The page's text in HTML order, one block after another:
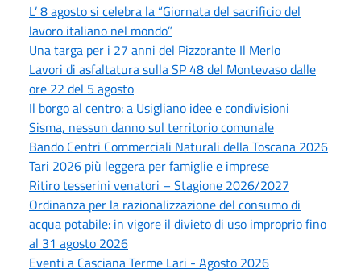
L’ 8 agosto si celebra la “Giornata del sacrificio del
lavoro italiano nel mondo”
Una targa per i 27 anni del Pizzorante Il Merlo
Lavori di asfaltatura sulla SP 48 del Montevaso dalle
ore 22 del 5 agosto
Il borgo al centro: a Usigliano idee e condivisioni
Sisma, nessun danno sul territorio comunale
Bando Centri Commerciali Naturali della Toscana 2026
Tari 2026 più leggera per famiglie e imprese
Ritiro tesserini venatori – Stagione 2026/2027
Ordinanza per la razionalizzazione del consumo di
acqua potabile: in vigore il divieto di uso improprio fino
al 31 agosto 2026
Eventi a Casciana Terme Lari - Agosto 2026